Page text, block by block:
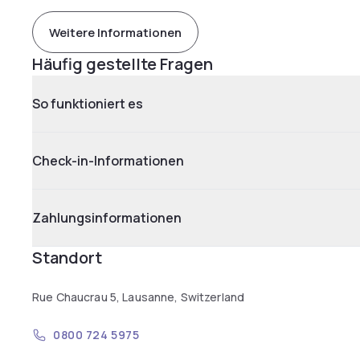
Weitere Informationen
Häufig gestellte Fragen
So funktioniert es
Check-in-Informationen
Zahlungsinformationen
Standort
Rue Chaucrau 5, Lausanne, Switzerland
0800 724 5975